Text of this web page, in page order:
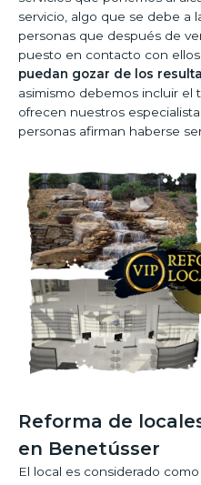
servicio, algo que se debe a
personas que después de
puesto en contacto con
puedan gozar de los
asimismo debemos incluir el
ofrecen nuestros
personas afirman haberse
Reforma de
en Benetússer
El local es considerado